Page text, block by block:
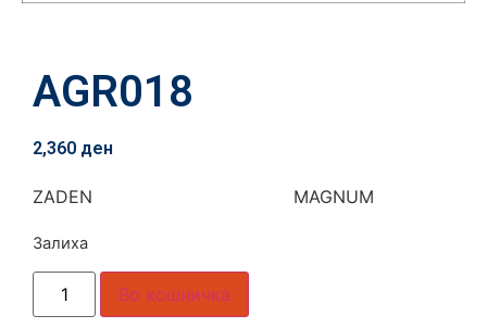
AGR018
2,360 ден
ZADEN MAGNUM
Залиха
Во кошничка